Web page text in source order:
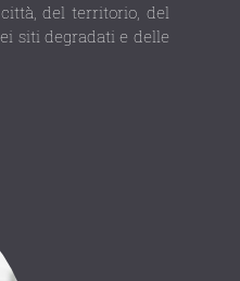
del territorio, del
siti degradati e delle